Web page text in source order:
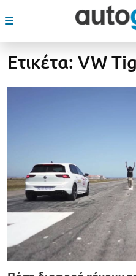
Ετικέτα: VW